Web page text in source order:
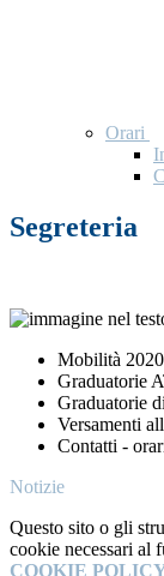
Orari
Segreteria
Mobilità
Graduatorie
Graduatorie
Versamenti
Contatti -
Notizie
Questo sito o gli
cookie necessari al
COOKIE